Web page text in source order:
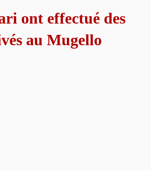
ont effectué des
au Mugello